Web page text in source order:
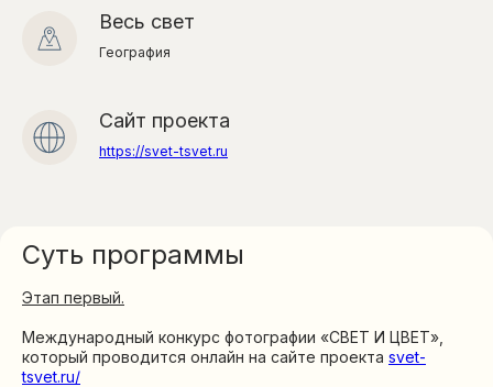
Весь свет
География
Сайт проекта
https://svet-tsvet.ru
Суть программы
Этап первый.
Международный конкурс фотографии «СВЕТ И ЦВЕТ»,
который проводится онлайн на сайте проекта svet-
tsvet.ru/